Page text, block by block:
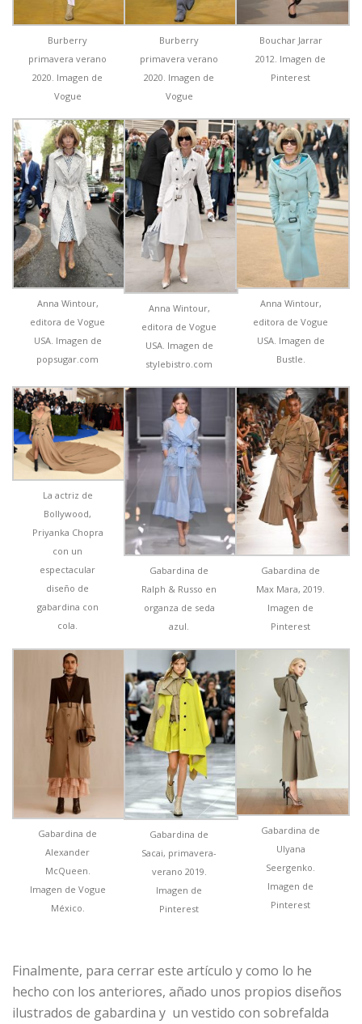
Burberry
primavera verano
2020. Imagen de
Vogue
Burberry
primavera verano
2020. Imagen de
Vogue
Bouchar Jarrar
2012. Imagen de
Pinterest
Anna Wintour,
editora de Vogue
USA. Imagen de
popsugar.com
Anna Wintour,
editora de Vogue
USA. Imagen de
stylebistro.com
Anna Wintour,
editora de Vogue
USA. Imagen de
Bustle.
La actriz de
Bollywood,
Priyanka Chopra
con un
espectacular
diseño de
gabardina con
cola.
Gabardina de
Ralph & Russo en
organza de seda
azul.
Gabardina de
Max Mara, 2019.
Imagen de
Pinterest
Gabardina de
Alexander
McQueen.
Imagen de Vogue
México.
Gabardina de
Sacai, primavera-
verano 2019.
Imagen de
Pinterest
Gabardina de
Ulyana
Seergenko.
Imagen de
Pinterest
Finalmente, para cerrar este artículo y como lo he
hecho con los anteriores, añado unos propios diseños
ilustrados de gabardina y un vestido con sobrefalda